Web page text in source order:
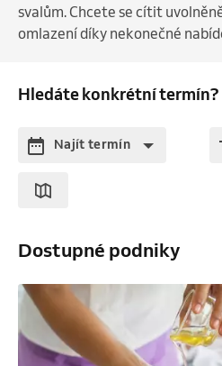
svalům. Chcete se cítit
omlazení díky nekonečné
Hledáte konkrétní termín?
Najít termín
Dostupné podniky